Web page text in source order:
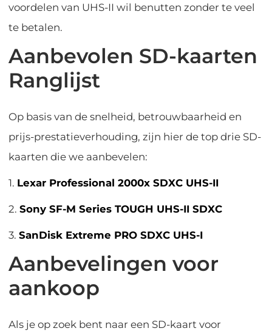
voordelen van UHS-II wil benutten zonder te veel
te betalen.
Aanbevolen SD-kaarten
Ranglijst
Op basis van de snelheid, betrouwbaarheid en
prijs-prestatieverhouding, zijn hier de top drie SD-
kaarten die we aanbevelen:
1. Lexar Professional 2000x SDXC UHS-II
2.Sony SF-M Series TOUGH UHS-II SDXC
3.SanDisk Extreme PRO SDXC UHS-I
Aanbevelingen voor
aankoop
Als je op zoek bent naar een SD-kaart voor